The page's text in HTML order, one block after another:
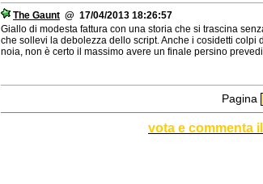
The Gaunt @ 17/04/2013 18:26:57
Giallo di modesta fattura con una storia che si trascina
che sollevi la debolezza dello script. Anche i cosidetti
noia, non è certo il massimo avere un finale persino
Pagina
vota e commenta